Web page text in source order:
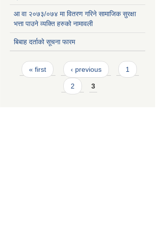
आ वा २०७३/०७४ मा वितरण गरिने सामाजिक सुरक्षा
भत्ता पाउने व्यक्ति हरुको नामावली
बिबाह दर्ताको सूचना फारम
Pages
« first ‹ previous 1
2 3